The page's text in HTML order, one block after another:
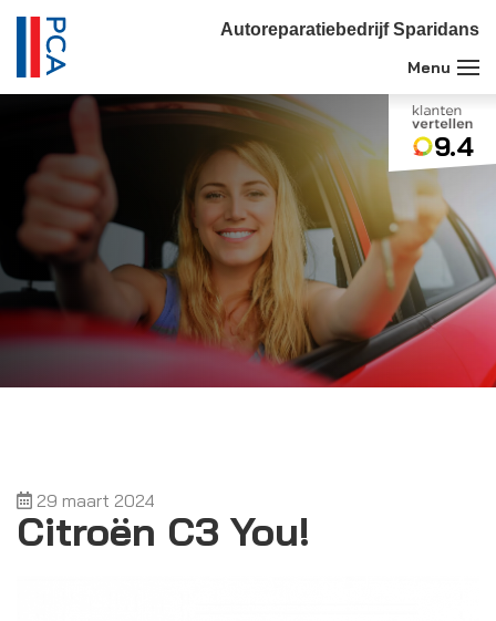
Autoreparatiebedrijf Sparidans
9.4
29 maart 2024
Citroën C3 You!